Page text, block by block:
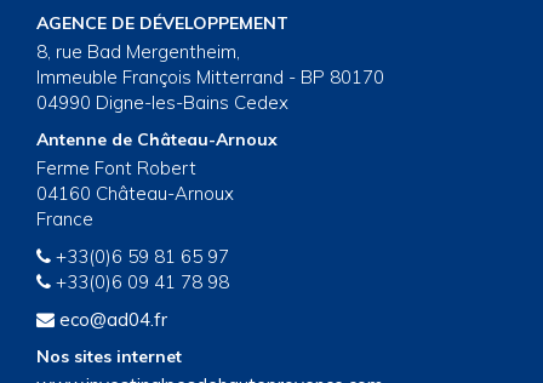
AGENCE DE DÉVELOPPEMENT
8, rue Bad Mergentheim,
Immeuble François Mitterrand - BP 80170
04990 Digne-les-Bains Cedex
Antenne de Château-Arnoux
Ferme Font Robert
04160 Château-Arnoux
France
+33(0)6 59 81 65 97
+33(0)6 09 41 78 98
eco@ad04.fr
Nos sites internet